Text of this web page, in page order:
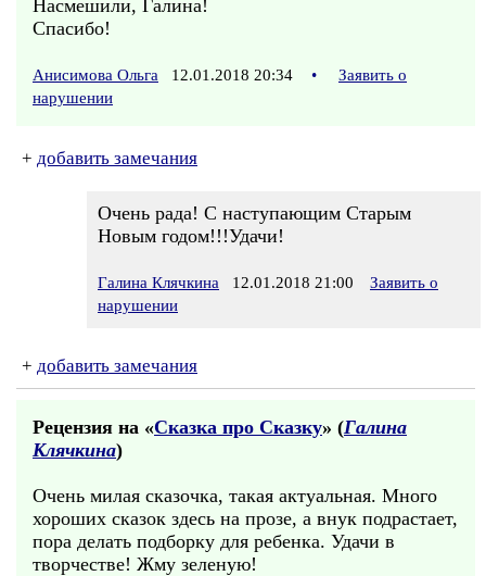
Насмешили, Галина!
Спасибо!
Анисимова Ольга 12.01.2018 20:34 •
Заявить о
нарушении
+ добавить замечания
Очень рада! С наступающим Старым
Новым годом!!!Удачи!
Галина Клячкина 12.01.2018 21:00
Заявить о
нарушении
+ добавить замечания
Рецензия на «Сказка про Сказку» (Галина
Клячкина)
Очень милая сказочка, такая актуальная. Много
хороших сказок здесь на прозе, а внук подрастает,
пора делать подборку для ребенка. Удачи в
творчестве! Жму зеленую!